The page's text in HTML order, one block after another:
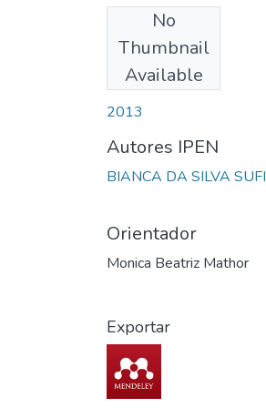
No
Thumbnail
Available
Download
Date
2013
Autores IPEN
BIANCA DA SILVA SUFI
Orientador
Monica Beatriz Mathor
Exportar